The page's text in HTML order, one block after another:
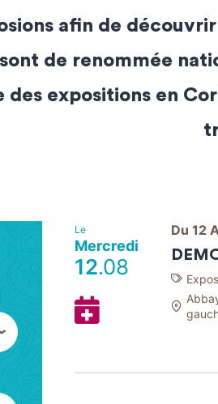
afin de
de renommée
des expositions en
Le
Mercredi
12.08
Ajouter
à
Agenda
Du 12